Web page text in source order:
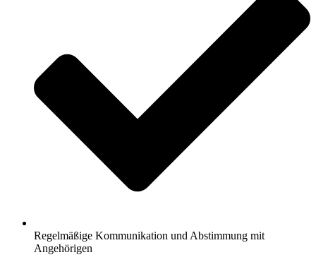
Regelmäßige Kommunikation und Abstimmung mit
Angehörigen